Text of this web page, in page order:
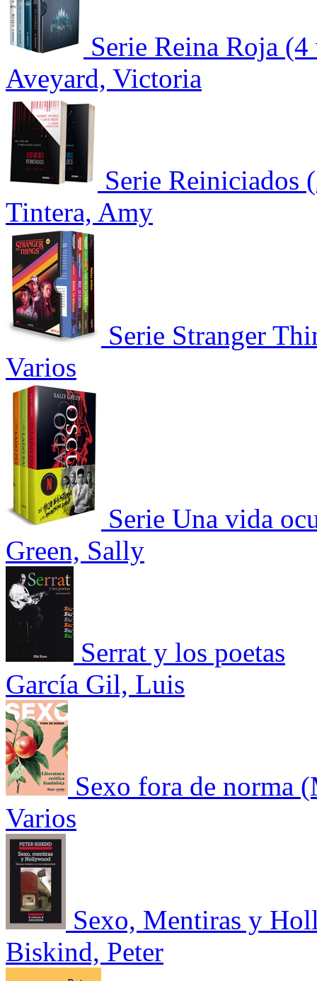
Serie Reina Roja
Aveyard, Victoria
Serie Reiniciados
Tintera, Amy
Serie Stranger
Varios
Serie Una vida
Green, Sally
Serrat y los poetas
García Gil, Luis
Sexo fora de norma
Varios
Sexo, Mentiras y
Biskind, Peter